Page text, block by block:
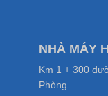
NHÀ MÁY
Km 1 + 300
Phòng